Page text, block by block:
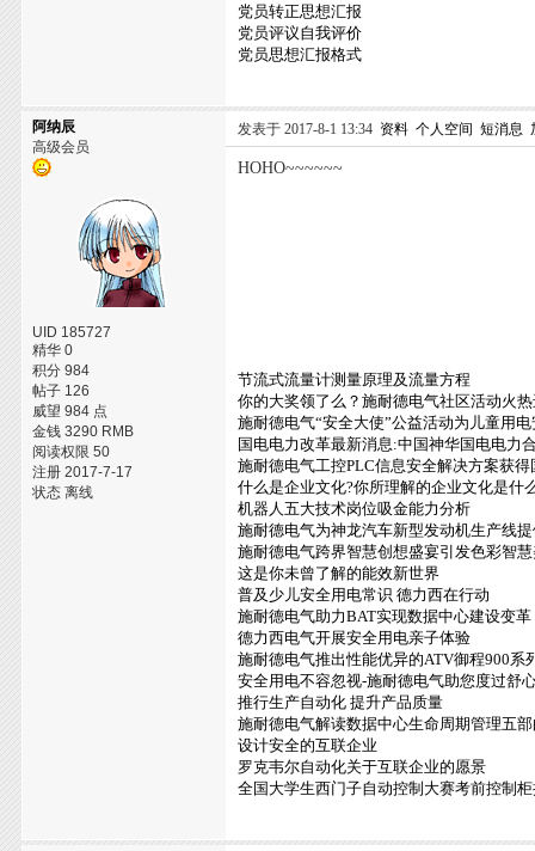
党员转正思想汇报
党员评议自我评价
党员思想汇报格式
阿纳辰
高级会员
UID 185727
精华 0
积分 984
帖子 126
威望 984 点
金钱 3290 RMB
阅读权限 50
注册 2017-7-17
状态 离线
发表于 2017-8-1 13:34 资料 个人空间 短消息
HOHO~~~~~~
节流式流量计测量原理及流量方程
你的大奖领了么？施耐德电气社区活动火
施耐德电气“安全大使”公益活动为儿童用
国电电力改革最新消息:中国神华国电电力
施耐德电气工控PLC信息安全解决方案获
什么是企业文化?你所理解的企业文化是什
机器人五大技术岗位吸金能力分析
施耐德电气为神龙汽车新型发动机生产线
施耐德电气跨界智慧创想盛宴引发色彩智
这是你未曾了解的能效新世界
普及少儿安全用电常识 德力西在行动
施耐德电气助力BAT实现数据中心建设变革
德力西电气开展安全用电亲子体验
施耐德电气推出性能优异的ATV御程900系
安全用电不容忽视-施耐德电气助您度过舒
推行生产自动化 提升产品质量
施耐德电气解读数据中心生命周期管理五
设计安全的互联企业
罗克韦尔自动化关于互联企业的愿景
全国大学生西门子自动控制大赛考前控制